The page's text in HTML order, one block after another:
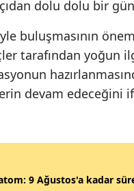
dolu dolu bir
buluşmasının
tarafından yoğun
devam edeceğini
9 Ağustos'a kadar